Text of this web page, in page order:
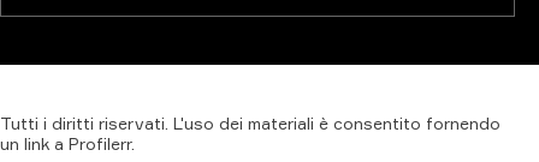
Tutti i diritti riservati. L'uso dei materiali è consentito fornendo
un link a Profilerr.